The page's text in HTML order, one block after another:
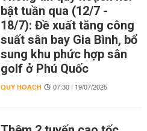
bật tuần qua (12/7 -
18/7): Đề xuất tăng công
suất sân bay Gia Bình, bổ
sung khu phức hợp sân
golf ở Phú Quốc
QUY HOẠCH 07:30 | 19/07/2025